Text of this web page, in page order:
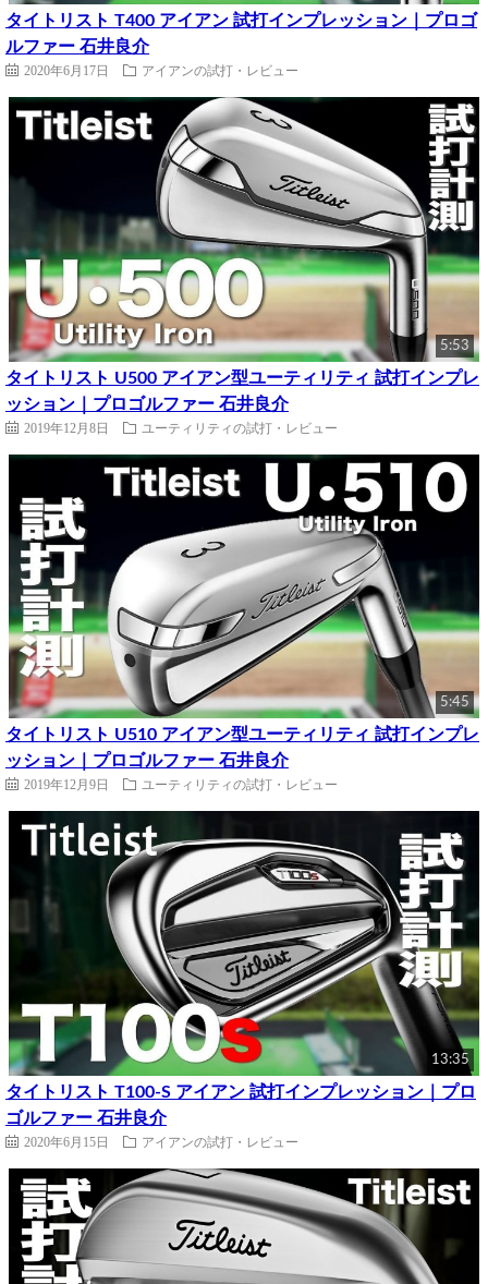
タイトリスト T400 アイアン 試打インプレッション｜プロゴ
ルファー 石井良介
2020年6月17日 アイアンの試打・レビュー
5:53
タイトリスト U500 アイアン型ユーティリティ 試打インプレ
ッション｜プロゴルファー 石井良介
2019年12月8日 ユーティリティの試打・レビュー
5:45
タイトリスト U510 アイアン型ユーティリティ 試打インプレ
ッション｜プロゴルファー 石井良介
2019年12月9日 ユーティリティの試打・レビュー
13:35
タイトリスト T100-S アイアン 試打インプレッション｜プロ
ゴルファー 石井良介
2020年6月15日 アイアンの試打・レビュー